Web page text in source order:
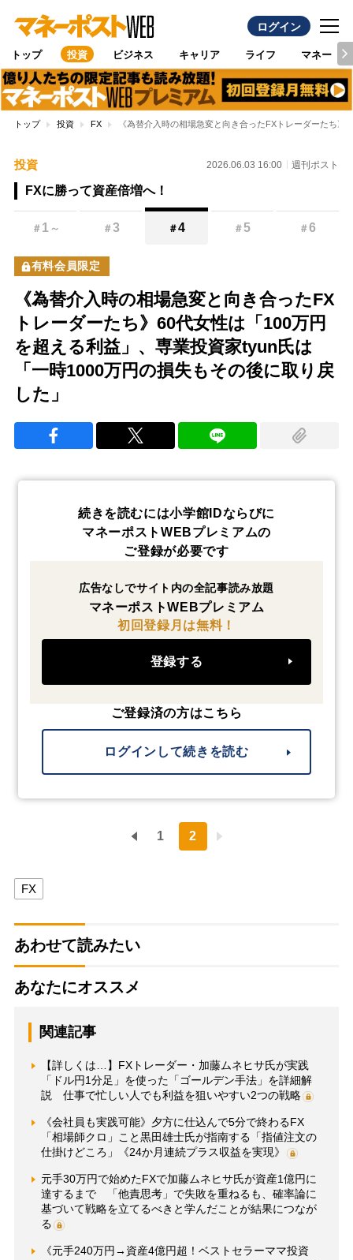
ログイン
トップ 投資 ビジネス キャリア ライフ マネー
トップ 投資 FX 《為替介入時の相場急変と向き合ったFXトレーダーたち
投資 2026.06.03 16:00 週刊ポスト
FXに勝って資産倍増へ！
＃ 1 ～ ＃3 ＃4 ＃5 ＃6
有料会員限定
《為替介入時の相場急変と向き合ったFX
トレーダーたち》60代女性は「100万円
を超える利益」、専業投資家tyun氏は
「一時1000万円の損失もその後に取り戻
した」
続きを読むには小学館IDならびに
マネーポストWEBプレミアムの
ご登録が必要です
広告なしでサイト内の全記事読み放題
マネーポストWEBプレミアム
初回登録月は無料！
登録する
ご登録済の方はこちら
ログインして続きを読む
1 2
FX
あわせて読みたい
あなたにオススメ
関連記事
【詳しくは…】FXトレーダー・加藤ムネヒサ氏が実践
「ドル円1分足」を使った「ゴールデン手法」を詳細解
説 仕事で忙しい人でも利益を狙いやすい2つの戦略
《会社員も実践可能》夕方に仕込んで5分で終わるFX
「相場師クロ」こと黒田雄士氏が指南する「指値注文の
仕掛けどころ」《24か月連続プラス収益を実現》
元手30万円で始めたFXで加藤ムネヒサ氏が資産1億円に
達するまで 「他責思考」で失敗を重ねるも、確率論に
基づいて戦略を立てるべきと学んだことが結果につなが
る
《元手240万円→資産4億円超！ベストセラーママ投資